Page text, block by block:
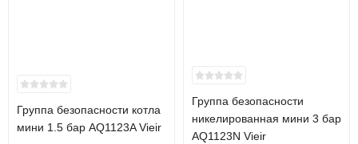
Группа безопасности котла
мини 1.5 бар AQ1123A Vieir
Группа безопасности
никелированная мини 3 бар
AQ1123N Vieir